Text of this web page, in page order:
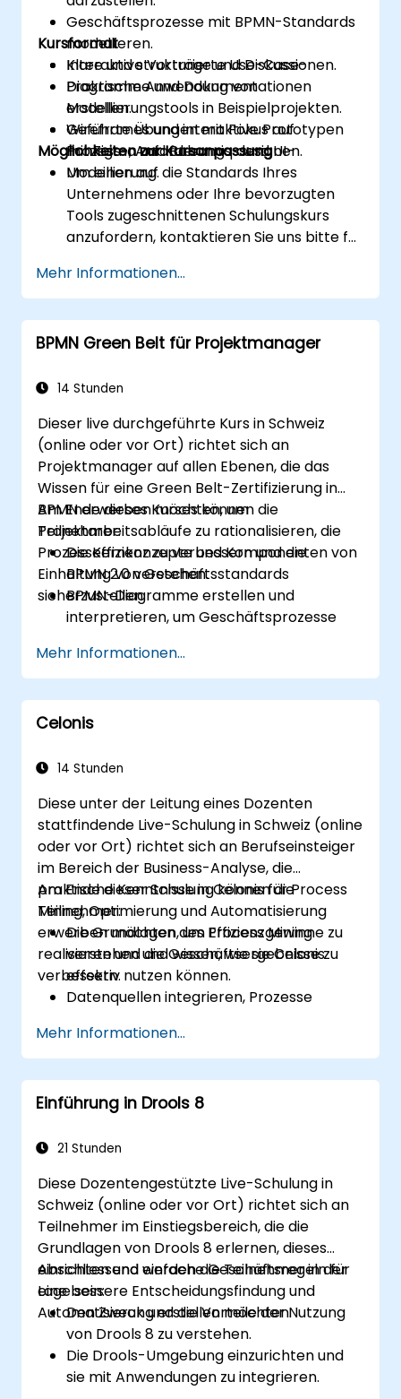
Geschäftsprozesse mit BPMN-Standards
modellieren.
Klare und strukturierte Use-Case-
Diagramme und Dokumentationen
erstellen.
Wireframes und interaktive Prototypen
mit Figma und Balsamiq designen.
Kursformat
Interaktive Vorträge und Diskussionen.
Praktische Anwendung von
Modellierungstools in Beispielprojekten.
Geführte Übungen mit Fokus auf
Prozess-, Anforderungs- und UI-
Modellierung.
Möglichkeiten zur Kursanpassung
Um einen auf die Standards Ihres
Unternehmens oder Ihre bevorzugten
Tools zugeschnittenen Schulungskurs
anzufordern, kontaktieren Sie uns bitte für
Mehr Informationen...
BPMN Green Belt für Projektmanager
14 Stunden
Dieser live durchgeführte Kurs in Schweiz
(online oder vor Ort) richtet sich an
Projektmanager auf allen Ebenen, die das
Wissen für eine Green Belt-Zertifizierung in
BPMN erwerben möchten, um
Projektarbeitsabläufe zu rationalisieren, die
Prozesseffizienz zu verbessern und die
Einhaltung von Geschäftsstandards
sicherzustellen.
Am Ende dieses Kurses können die
Teilnehmer:
Die Kernkonzepte und Komponenten von
BPMN 2.0 verstehen.
BPMN-Diagramme erstellen und
interpretieren, um Geschäftsprozesse
Arbeitsabläufe anhand bewährter
Praktiken im BPMN-Modellieren
optimieren.
Ineffizienzen in Geschäftsprozessen
BPMN in Projektmanagement- und
integrieren.
Mehr Informationen...
Celonis
14 Stunden
Diese unter der Leitung eines Dozenten
stattfindende Live-Schulung in Schweiz (online
oder vor Ort) richtet sich an Berufseinsteiger
im Bereich der Business-Analyse, die
praktische Kenntnisse in Celonis für Process
Mining, Optimierung und Automatisierung
erwerben möchten, um Effizienzgewinne zu
realisieren und die Geschäftsergebnisse zu
verbessern.
Am Ende dieser Schulung können die
Teilnehmer:
Die Grundlagen des Process Mining
verstehen und wissen, wie sie Celonis
effektiv nutzen können.
Datenquellen integrieren, Prozesse
Expertenwissen im Analysieren von
Prozessen anhand von KPIs und
Benchmarks aufbauen.
Arbeitsabläufe automatisieren und die
Aufgabautomatisierung nutzen.
Echtzeit-Monitoring erstellen und
anpassen.
Mehr Informationen...
Einführung in Drools 8
21 Stunden
Diese Dozentengestützte Live-Schulung in
Schweiz (online oder vor Ort) richtet sich an
Teilnehmer im Einstiegsbereich, die die
Grundlagen von Drools 8 erlernen, dieses
einrichten und einfache Geschäftsregeln für
eine bessere Entscheidungsfindung und
Automatisierung erstellen möchten.
Abschliessend werden die Teilnehmer in der
Lage sein:
Den Zweck und die Vorteile der Nutzung
von Drools 8 zu verstehen.
Die Drools-Umgebung einzurichten und
sie mit Anwendungen zu integrieren.